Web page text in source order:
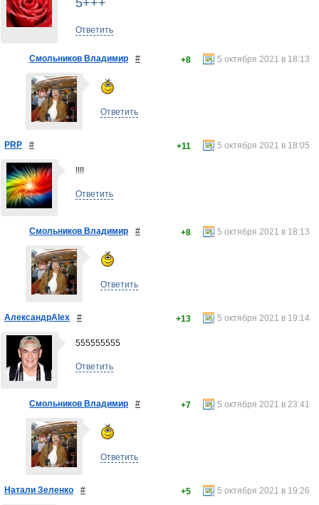
5+++
Ответить
Смольников Владимир # 5 октября 2021 в 18:13
+8
Ответить
PRP # 5 октября 2021 в 18:05
+11
!!!!
Ответить
Смольников Владимир # 5 октября 2021 в 18:13
+8
Ответить
АлександрAlex # 5 октября 2021 в 19:14
+13
555555555
Ответить
Смольников Владимир # 5 октября 2021 в 23:41
+7
Ответить
Натали Зеленко # 5 октября 2021 в 19:26
+5